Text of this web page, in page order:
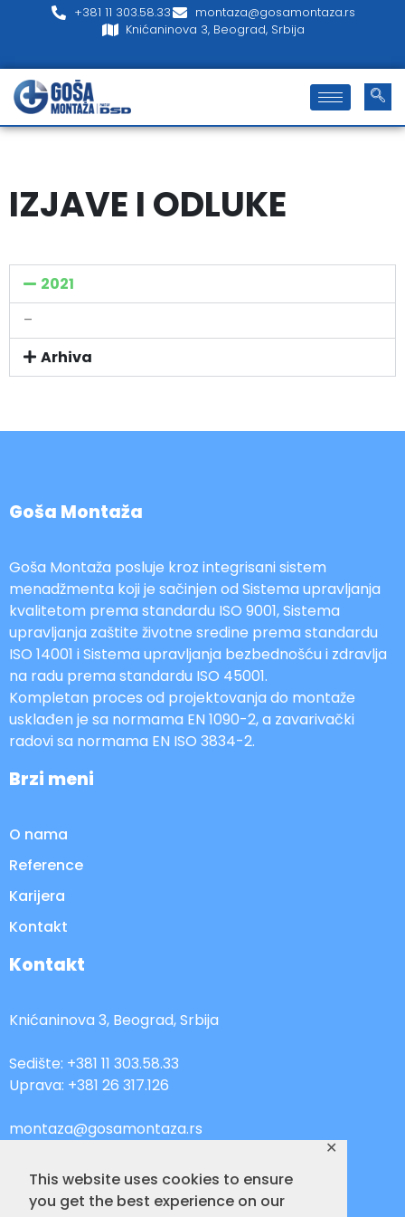
This website uses cookies to ensure
you get the best experience on our
✕
+381 11 303.58.33
montaza@gosamontaza.rs
Knićaninova 3, Beograd, Srbija
IZJAVE I ODLUKE
2021
–
Arhiva
Goša Montaža
Goša Montaža posluje kroz integrisani sistem
menadžmenta koji je sačinjen od Sistema upravljanja
kvalitetom prema standardu ISO 9001, Sistema
upravljanja zaštite životne sredine prema standardu
ISO 14001 i Sistema upravljanja bezbednošću i zdravlja
na radu prema standardu ISO 45001.
Kompletan proces od projektovanja do montaže
usklađen je sa normama EN 1090-2, a zavarivački
radovi sa normama EN ISO 3834-2.
Brzi meni
O nama
Reference
Karijera
Kontakt
Kontakt
Knićaninova 3, Beograd, Srbija
Sedište: +381 11 303.58.33
Uprava: +381 26 317.126
montaza@gosamontaza.rs
www.gosamontaza.rs